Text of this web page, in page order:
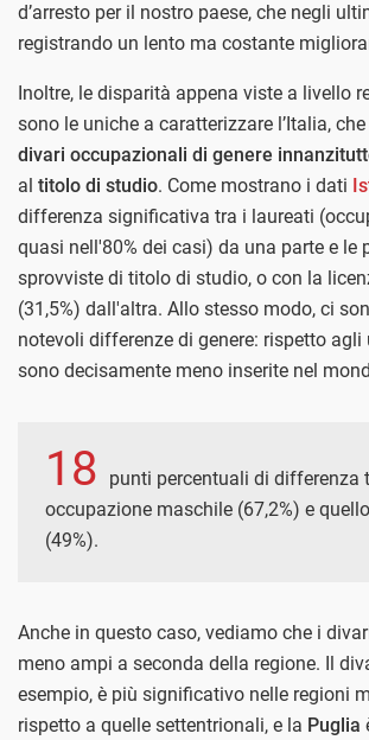
d’arresto per il nostro paese, che negli
registrando un lento ma costante
Inoltre, le disparità appena viste a livello
sono le uniche a caratterizzare l’Italia,
divari occupazionali di genere
al titolo di studio. Come mostrano i dati
differenza significativa tra i laureati
quasi nell'80% dei casi) da una parte e le
sprovviste di titolo di studio, o con la
(31,5%) dall'altra. Allo stesso modo, ci
notevoli differenze di genere: rispetto agli
sono decisamente meno inserite nel
18
punti percentuali di differenza
occupazione maschile (67,2%) e
(49%).
Anche in questo caso, vediamo che i
meno ampi a seconda della regione. Il
esempio, è più significativo nelle regioni
rispetto a quelle settentrionali, e la Puglia